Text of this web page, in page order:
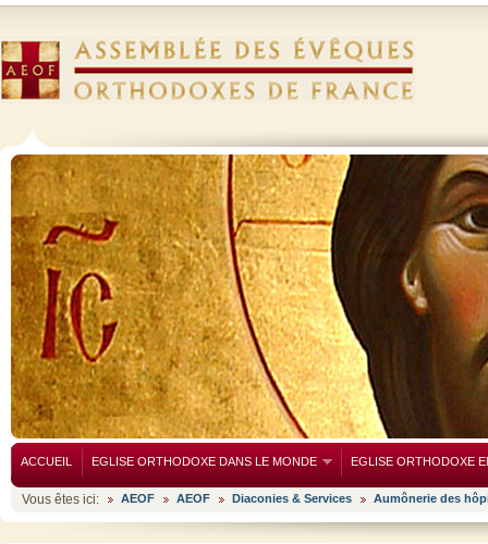
ACCUEIL EGLISE ORTHODOXE DANS LE MONDE EGLISE ORTHODOXE
Vous êtes ici: AEOF AEOF Diaconies & Services Aumônerie des